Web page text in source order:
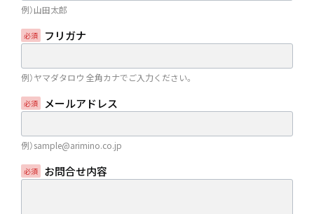
例）山田太郎
フリガナ
例）ヤマダタロウ 全角カナでご入力ください。
メールアドレス
例）sample@arimino.co.jp
お問合せ内容